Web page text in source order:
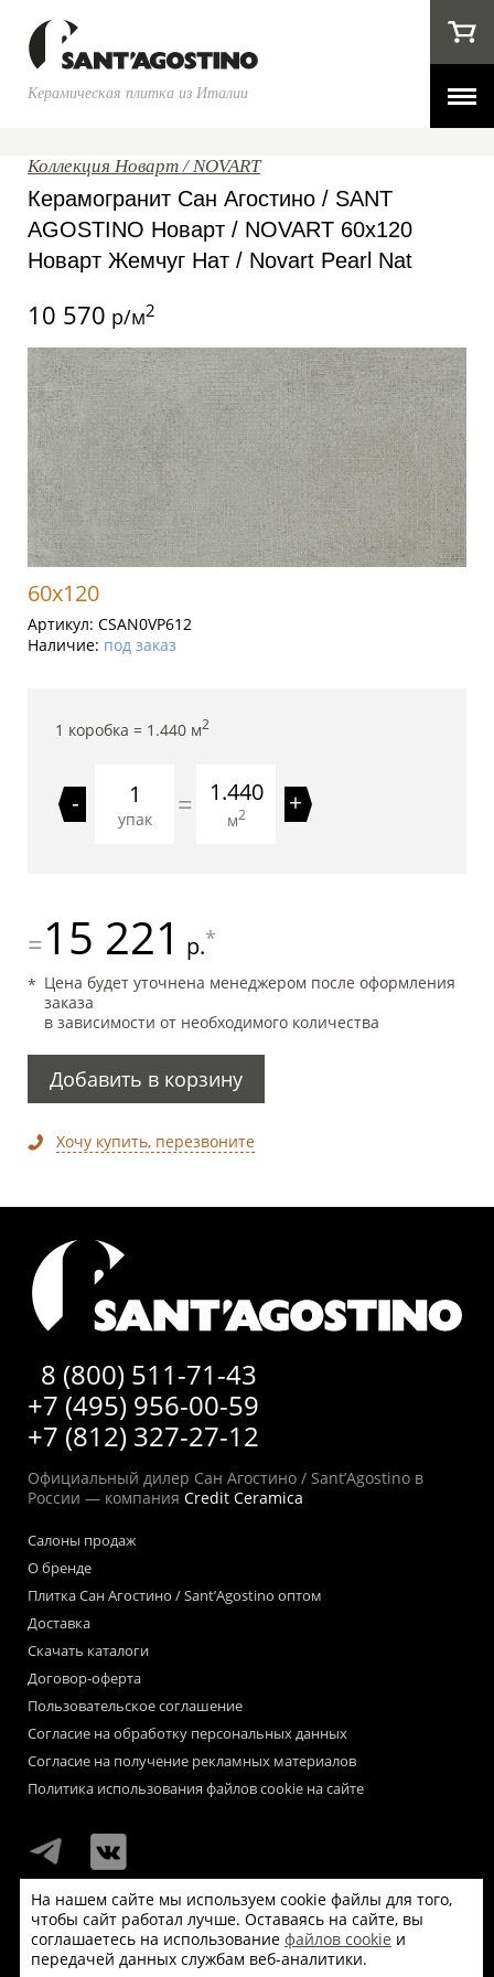
Керамическая плитка из Италии
Коллекция Новарт / NOVART
Керамогранит Сан Агостино / SANT
AGOSTINO Новарт / NOVART 60x120
Новарт Жемчуг Нат / Novart Pearl Nat
10 570 р/м2
60x120
Артикул: CSAN0VP612
Наличие: под заказ
1 коробка = 1.440 м2
-
упак = 1.440
м2 +
=15 221 р.*
Цена будет уточнена менеджером после оформления
заказа
в зависимости от необходимого количества
Добавить в корзину
Хочу купить, перезвоните
8 (800) 511-71-43
+7 (495) 956-00-59
+7 (812) 327-27-12
Официальный дилер Сан Агостино / Sant’Agostino в
России — компания Credit Ceramica
Салоны продаж
О бренде
Плитка Сан Агостино / Sant’Agostino оптом
Доставка
Скачать каталоги
Договор-оферта
Пользовательское соглашение
Согласие на обработку персональных данных
Согласие на получение рекламных материалов
Политика использования файлов cookie на сайте
Мы используем файлы «cookie» для функционирования сайта.
Если Вас это не устраивает, пожалуйста, покиньте сайт.
На нашем сайте мы используем cookie файлы для того,
чтобы сайт работал лучше. Оставаясь на сайте, вы
соглашаетесь на использование файлов cookie и
передачей данных службам веб-аналитики.